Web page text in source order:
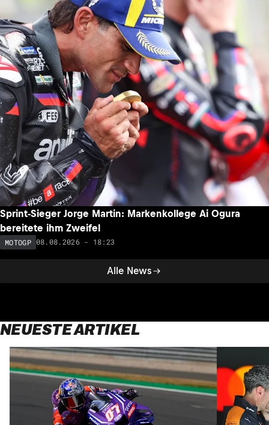
Alle News
Sprint-Sieger Jorge Martin: Markenkollege Ai Ogura
bereitete ihm Zweifel
MOTOGP 08.08.2026 - 18:23
NEUESTE ARTIKEL